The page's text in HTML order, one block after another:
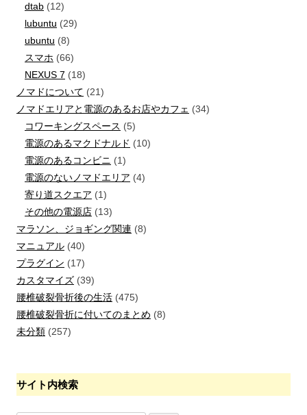
dtab (12)
lubuntu (29)
ubuntu (8)
スマホ (66)
NEXUS 7 (18)
ノマドについて (21)
ノマドエリアと電源のあるお店やカフェ (34)
コワーキングスペース (5)
電源のあるマクドナルド (10)
電源のあるコンビニ (1)
電源のないノマドエリア (4)
寄り道スクエア (1)
その他の電源店 (13)
マラソン、ジョギング関連 (8)
マニュアル (40)
プラグイン (17)
カスタマイズ (39)
腰椎破裂骨折後の生活 (475)
腰椎破裂骨折に付いてのまとめ (8)
未分類 (257)
サイト内検索